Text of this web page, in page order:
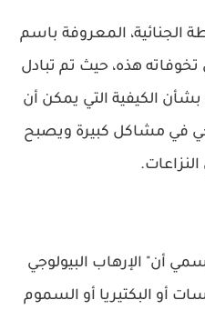
الجنائية، المعروفة باسم
هذه، حيث تم تبادل
الكيفية التي يمكن أن
في مشاكل كبيرة ويصبح
أن" الإرهاب البيولوجي
أو البكتيريا أو السموم